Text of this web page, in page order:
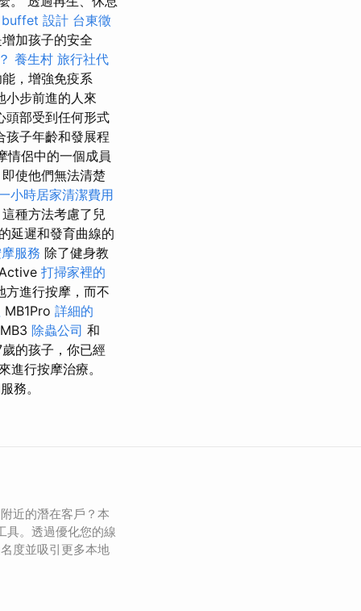
設計 台東徵
加孩子的安全
養生村 旅行社代
，增強免疫系
小步前進的人來
頭部受到任何形式
孩子年齡和發展程
情侶中的一個成員
使他們無法清楚
小時居家清潔費用
這種方法考慮了兒
延遲和發育曲線的
服務 除了健身教
打掃家裡的
方進行按摩，而不
MB1Pro 詳細的
MB3 除蟲公司 和
的孩子，你已經
行按摩治療。
務。
近的潛在客戶？本
具。透過優化您的線
度並吸引更多本地